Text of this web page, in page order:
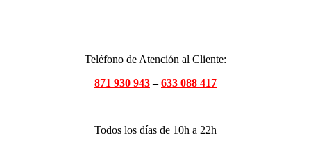
Teléfono de Atención al Cliente:
871 930 943–633 088 417
Todos los días de 10h a 22h